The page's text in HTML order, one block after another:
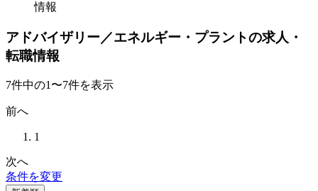
情報
アドバイザリー／エネルギー・プラントの求人・
転職情報
7件中の1〜7件を表示
前へ
1
次へ
条件を変更